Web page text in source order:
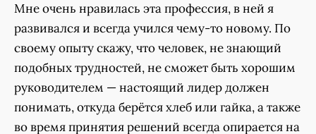
Мне очень нравилась эта профессия, в ней я
развивался и всегда учился чему-то новому. По
своему опыту скажу, что человек, не знающий
подобных трудностей, не сможет быть хорошим
руководителем — настоящий лидер должен
понимать, откуда берётся хлеб или гайка, а также
во время принятия решений всегда опирается на